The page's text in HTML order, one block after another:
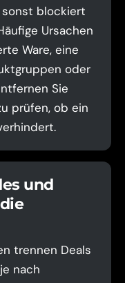
sonst blockiert
Ursachen
Ware, eine
oder
Sie
prüfen, ob ein
und
trennen Deals
nach